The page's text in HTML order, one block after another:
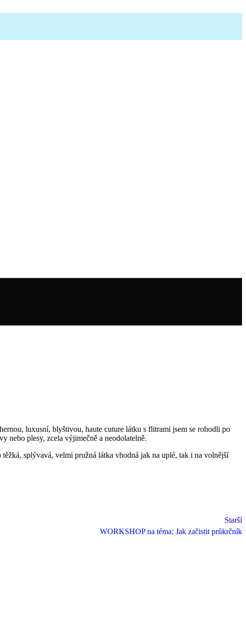
luxusní, blyštivou, haute cuture látku s flitrami jsem se rohodli po
nebo plesy, zcela výjimečně a neodolatelně.
splývavá, velmi pružná látka vhodná jak na uplé, tak i na volnější
Starší
WORKSHOP na téma: Jak začistit průkrčník